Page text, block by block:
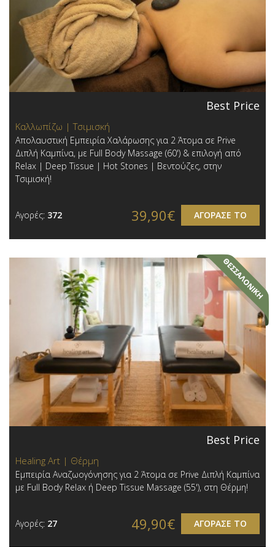
Best Price
Καλλωπίζω | Τσιμισκή
Απολαυστική Εμπειρία Χαλάρωσης για 2 Άτομα σε Prive
Διπλή Καμπίνα, με Full Body Massage (60') & επιλογή από
Relax | Deep Tissue | Hot Stones | Βεντούζες, στην
Τσιμισκή!
Αγορές: 372 ΑΓΟΡΑΣΕ ΤΟ
39,90€
Best Price
Healing Art | Θέρμη
Εμπειρία Αναζωογόνησης για 2 Άτομα σε Prive Διπλή Καμπίνα
με Full Body Relax ή Deep Tissue Massage (55'), στη Θέρμη!
Αγορές: 27 ΑΓΟΡΑΣΕ ΤΟ
49,90€